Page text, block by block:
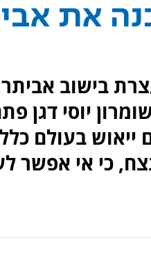
את
בישוב
יוסי דגן
בעולם
כי אי אפשר